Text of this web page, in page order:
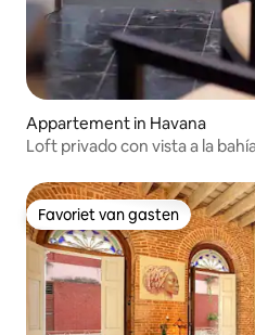
Appartement in Havana
Loft privado con vista a la
Favoriet van gasten
Favoriet van gasten